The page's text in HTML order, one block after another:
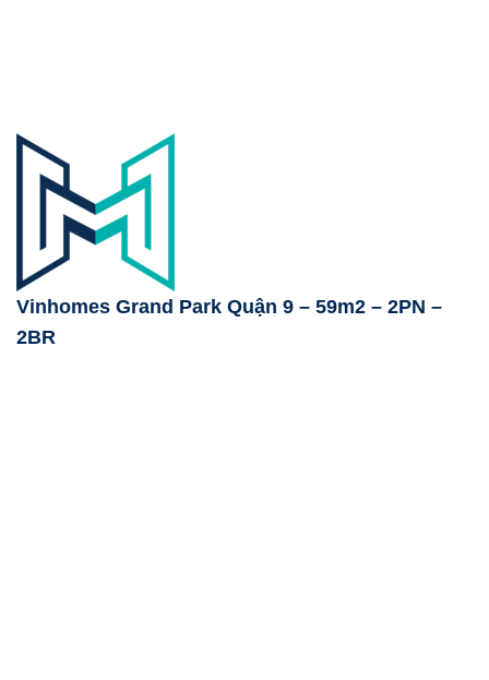
Vinhomes Grand Park Quận 9 – 59m2 – 2PN –
2BR